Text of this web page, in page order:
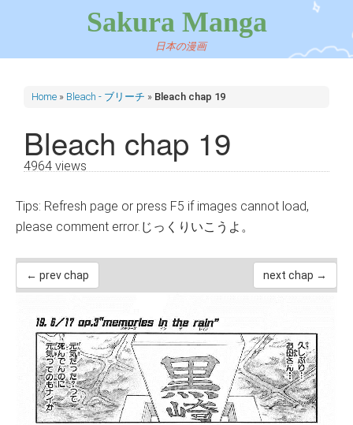
Sakura Manga
日本の漫画
Home » Bleach - ブリーチ » Bleach chap 19
Bleach chap 19
4964 views
Tips: Refresh page or press F5 if images cannot load,
please comment error.じっくりいこうよ。
← prev chap next chap →